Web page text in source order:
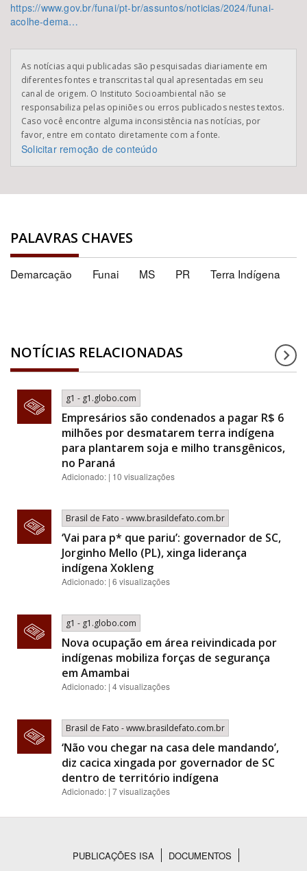
https://www.gov.br/funai/pt-br/assuntos/noticias/2024/funai-
acolhe-dema…
As notícias aqui publicadas são pesquisadas diariamente em
diferentes fontes e transcritas tal qual apresentadas em seu
canal de origem. O Instituto Socioambiental não se
responsabiliza pelas opiniões ou erros publicados nestes textos.
Caso você encontre alguma inconsistência nas notícias, por
favor, entre em contato diretamente com a fonte.
Solicitar remoção de conteúdo
PALAVRAS CHAVES
Demarcação Funai MS PR Terra Indígena
NOTÍCIAS RELACIONADAS
g1 - g1.globo.com
Empresários são condenados a pagar R$ 6
milhões por desmatarem terra indígena
para plantarem soja e milho transgênicos,
no Paraná
Adicionado: | 10 visualizações
Brasil de Fato - www.brasildefato.com.br
‘Vai para p* que pariu’: governador de SC,
Jorginho Mello (PL), xinga liderança
indígena Xokleng
Adicionado: | 6 visualizações
g1 - g1.globo.com
Nova ocupação em área reivindicada por
indígenas mobiliza forças de segurança
em Amambai
Adicionado: | 4 visualizações
Brasil de Fato - www.brasildefato.com.br
‘Não vou chegar na casa dele mandando’,
diz cacica xingada por governador de SC
dentro de território indígena
Adicionado: | 7 visualizações
PUBLICAÇÕES ISA DOCUMENTOS